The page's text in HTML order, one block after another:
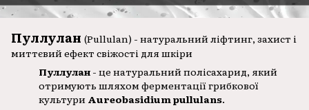
Пуллулан (Pullulan) - натуральний ліфтинг, захист і
миттєвий ефект свіжості для шкіри
Пуллулан - це натуральний полісахарид, який
отримують шляхом ферментації грибкової
культури Aureobasidium pullulans.